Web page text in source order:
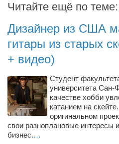
Магазины
«CYCLE
«Книголюб» —
МАГАЗИН
«Павел» —
Туризм
«Траверс» —
Журналисты
Читайте ещё по теме:
Дизайнер из США
гитары из старых
+ видео)
Студент
университета
качестве хобби
катанием на
оригинальном
свои разноплановые интересы
бизнес.…